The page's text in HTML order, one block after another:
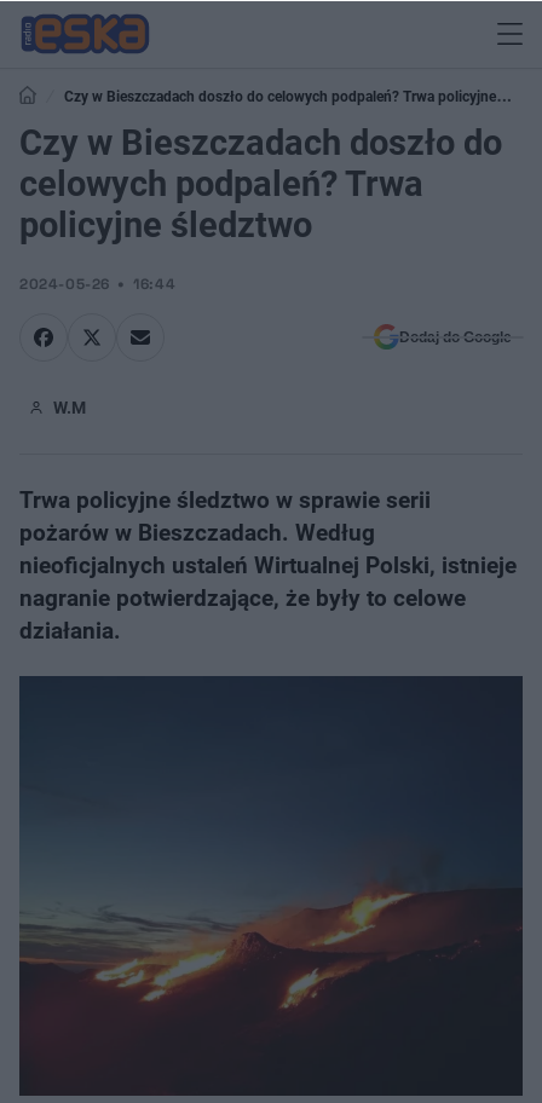
Czy w Bieszczadach doszło do celowych podpaleń? Trwa policyjne
śledztwo
Czy w Bieszczadach doszło do
celowych podpaleń? Trwa
policyjne śledztwo
2024-05-26 16:44
Dodaj do Google
W.M
Trwa policyjne śledztwo w sprawie serii
pożarów w Bieszczadach. Według
nieoficjalnych ustaleń Wirtualnej Polski, istnieje
nagranie potwierdzające, że były to celowe
działania.